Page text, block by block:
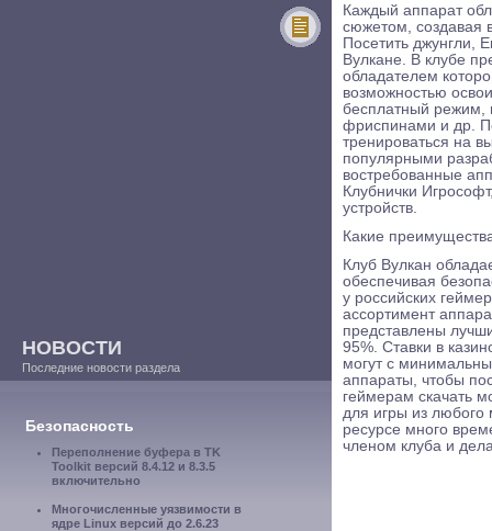
НОВОСТИ
Последние новости раздела
Безопасность
Переполнение буфера в TK
Toolkit версий 8.4.12 и 8.3.5
включительно
Многочисленные уязвимости в
ядре Linux версий до 2.6.23
Каждый аппарат
сюжетом, создавая
Посетить джунгли,
Вулкане. В клубе
обладателем
возможностью
бесплатный режим,
фриспинами и др.
тренироваться на
популярными
востребованные
Клубнички
устройств.
Какие
Клуб Вулкан
обеспечивая
у российских
ассортимент
представлены
95%. Ставки в
могут с
аппараты, чтобы
геймерам скачать
для игры из любого
ресурсе много
членом клуба и